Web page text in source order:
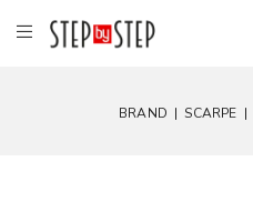
BRAND | SCARPE |